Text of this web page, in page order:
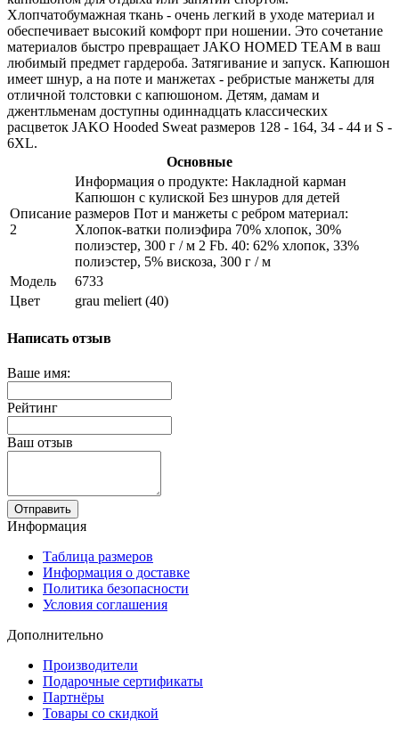
Хлопчатобумажная ткань - очень легкий в уходе материал и
обеспечивает высокий комфорт при ношении. Это сочетание
материалов быстро превращает JAKO HOMED TEAM в ваш
любимый предмет гардероба. Затягивание и запуск. Капюшон
имеет шнур, а на поте и манжетах - ребристые манжеты для
отличной толстовки с капюшоном. Детям, дамам и
джентльменам доступны одиннадцать классических
расцветок JAKO Hooded Sweat размеров 128 - 164, 34 - 44 и S -
6XL.
Основные
Описание
2
Информация о продукте: Накладной карман
Капюшон с кулиской Без шнуров для детей
размеров Пот и манжеты с ребром материал:
Хлопок-ватки полиэфира 70% хлопок, 30%
полиэстер, 300 г / м 2 Fb. 40: 62% хлопок, 33%
полиэстер, 5% вискоза, 300 г / м
Модель
6733
Цвет
grau meliert (40)
Написать отзыв
Ваше имя:
Рейтинг
Ваш отзыв
Отправить
Информация
Таблица размеров
Информация о доставке
Политика безопасности
Условия соглашения
Дополнительно
Производители
Подарочные сертификаты
Партнёры
Товары со скидкой